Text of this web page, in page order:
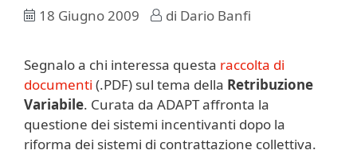
18 Giugno 2009 di Dario Banfi
Segnalo a chi interessa questa raccolta di
documenti (.PDF) sul tema della Retribuzione
Variabile. Curata da ADAPT affronta la
questione dei sistemi incentivanti dopo la
riforma dei sistemi di contrattazione collettiva.